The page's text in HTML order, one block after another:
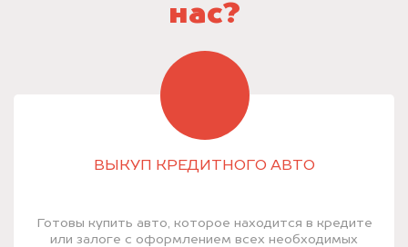
нас?
ВЫКУП КРЕДИТНОГО АВТО
Готовы купить авто, которое находится в кредите
или залоге с оформлением всех необходимых